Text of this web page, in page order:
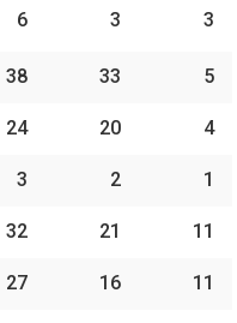
6 3 3
38 33 5
24 20 4
3 2 1
32 21 11
27 16 11